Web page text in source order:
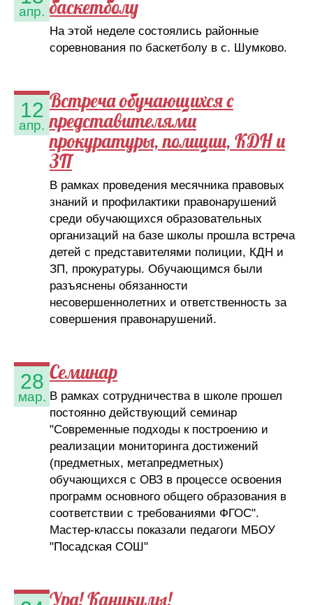
апр. баскетболу
На этой неделе состоялись районные
соревнования по баскетболу в с. Шумково.
12
апр.
Встреча обучающихся с
представителями
прокуратуры, полиции, КДН и
ЗП
В рамках проведения месячника правовых
знаний и профилактики правонарушений
среди обучающихся образовательных
организаций на базе школы прошла встреча
детей с представителями полиции, КДН и
ЗП, прокуратуры. Обучающимся были
разъяснены обязанности
несовершеннолетних и ответственность за
совершения правонарушений.
28
мар.
Семинар
В рамках сотрудничества в школе прошел
постоянно действующий семинар
"Современные подходы к построению и
реализации мониторинга достижений
(предметных, метапредметных)
обучающихся с ОВЗ в процессе освоения
программ основного общего образования в
соответствии с требованиями ФГОС".
Мастер-классы показали педагоги МБОУ
"Посадская СОШ"
Ура! Каникулы!